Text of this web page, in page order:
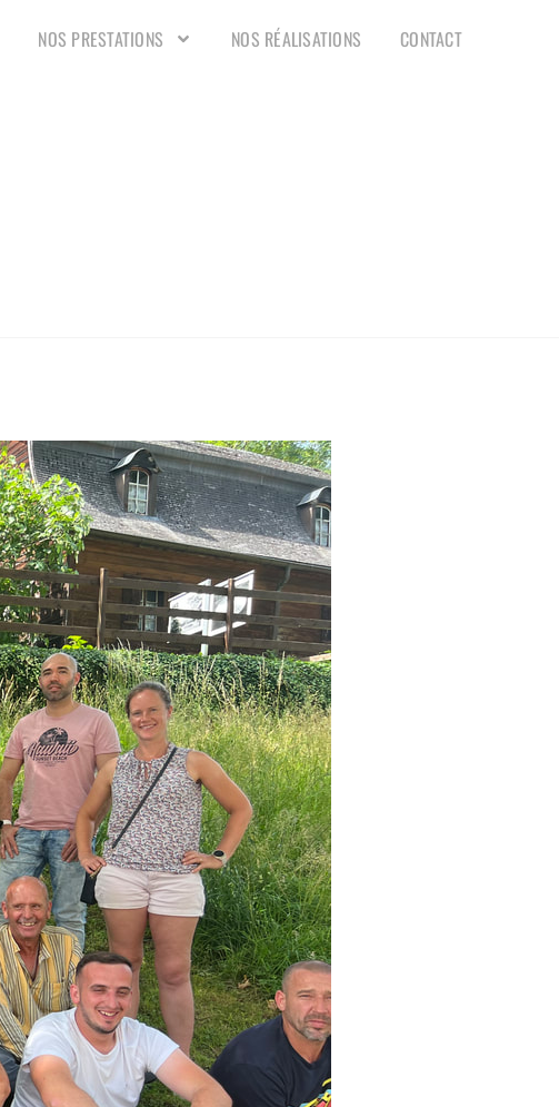
NOS PRESTATIONS NOS RÉALISATIONS CONTACT